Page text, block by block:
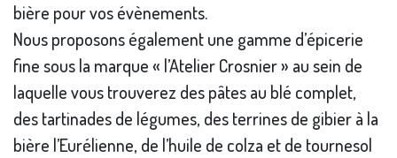
bière pour vos évènements.
Nous proposons également une gamme d’épicerie
fine sous la marque « l’Atelier Crosnier » au sein de
laquelle vous trouverez des pâtes au blé complet,
des tartinades de légumes, des terrines de gibier à la
bière l’Eurélienne, de l’huile de colza et de tournesol